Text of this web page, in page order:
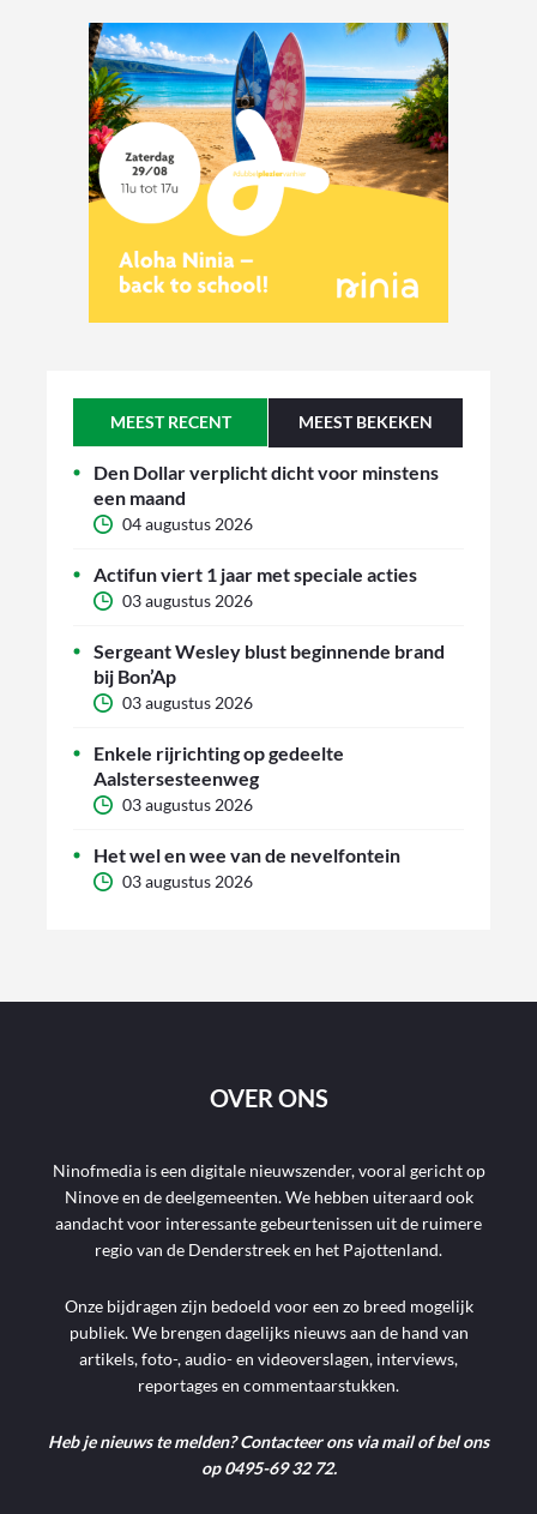
MEEST RECENT MEEST BEKEKEN
Den Dollar verplicht dicht voor minstens
een maand
04 augustus 2026
Actifun viert 1 jaar met speciale acties
03 augustus 2026
Sergeant Wesley blust beginnende brand
bij Bon’Ap
03 augustus 2026
Enkele rijrichting op gedeelte
Aalstersesteenweg
03 augustus 2026
Het wel en wee van de nevelfontein
03 augustus 2026
OVER ONS
Ninofmedia is een digitale nieuwszender, vooral gericht op
Ninove en de deelgemeenten. We hebben uiteraard ook
aandacht voor interessante gebeurtenissen uit de ruimere
regio van de Denderstreek en het Pajottenland.
Onze bijdragen zijn bedoeld voor een zo breed mogelijk
publiek. We brengen dagelijks nieuws aan de hand van
artikels, foto-, audio- en videoverslagen, interviews,
reportages en commentaarstukken.
Heb je nieuws te melden? Contacteer ons via mail of bel ons
op 0495-69 32 72.